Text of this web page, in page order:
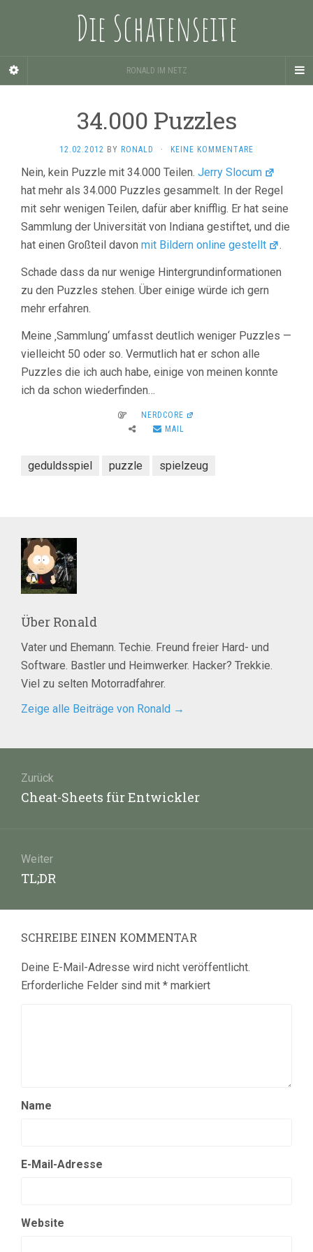
Die Schatenseite
RONALD IM NETZ
34.000 Puzzles
12.02.2012 BY RONALD · KEINE KOMMENTARE
Nein, kein Puzzle mit 34.000 Teilen. Jerry Slocum
hat mehr als 34.000 Puzzles gesammelt. In der Regel
mit sehr wenigen Teilen, dafür aber knifflig. Er hat seine
Sammlung der Universität von Indiana gestiftet, und die
hat einen Großteil davon mit Bildern online gestellt .
Schade dass da nur wenige Hintergrundinformationen
zu den Puzzles stehen. Über einige würde ich gern
mehr erfahren.
Meine ‚Sammlung‘ umfasst deutlich weniger Puzzles —
vielleicht 50 oder so. Vermutlich hat er schon alle
Puzzles die ich auch habe, einige von meinen konnte
ich da schon wiederfinden…
NERDCORE
MAIL
geduldsspiel puzzle spielzeug
Über Ronald
Vater und Ehemann. Techie. Freund freier Hard- und
Software. Bastler und Heimwerker. Hacker? Trekkie.
Viel zu selten Motorradfahrer.
Zeige alle Beiträge von Ronald →
Zurück
Vorheriger
Cheat-Sheets für Entwickler
Weiter
Nächster
TL;DR
SCHREIBE EINEN KOMMENTAR
Deine E-Mail-Adresse wird nicht veröffentlicht.
Erforderliche Felder sind mit * markiert
Name
E-Mail-Adresse
Website